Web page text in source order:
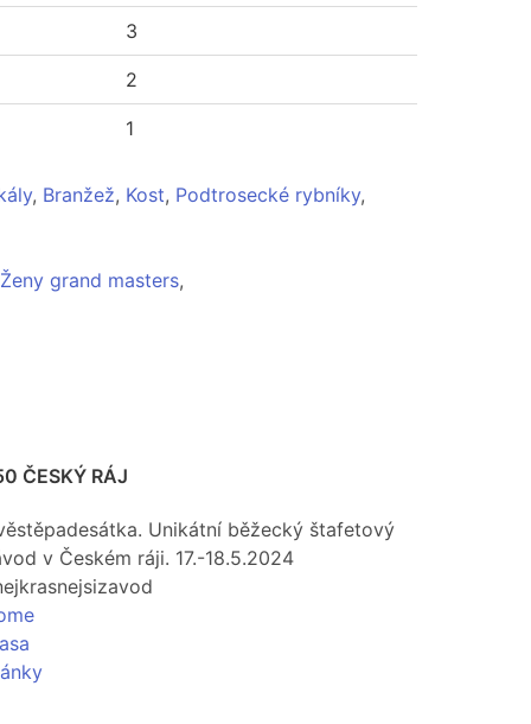
3
2
1
, Branžež, Kost, Podtrosecké rybníky,
Ženy grand masters,
ČESKÝ RÁJ
Unikátní běžecký štafetový
v Českém ráji. 17.-18.5.2024